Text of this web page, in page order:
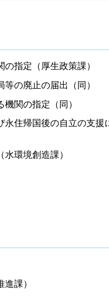
指定（厚生政策課）
の廃止の届出（同）
関の指定（同）
住帰国後の自立の支
環境創造課）
課）